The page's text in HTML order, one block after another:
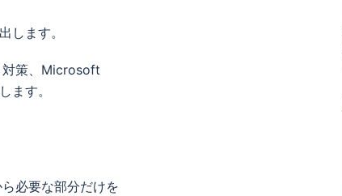
します。
対策、Microsoft
ます。
必要な部分だけを